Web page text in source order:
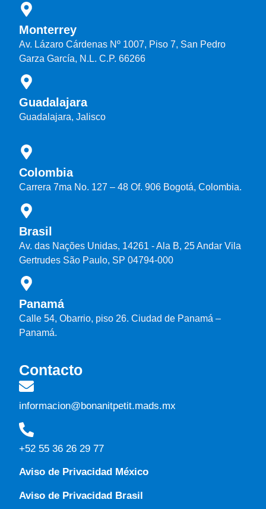
Monterrey
Av. Lázaro Cárdenas Nº 1007, Piso 7, San Pedro
Garza García, N.L. C.P. 66266
Guadalajara
Guadalajara, Jalisco
Colombia
Carrera 7ma No. 127 – 48 Of. 906 Bogotá, Colombia.
Brasil
Av. das Nações Unidas, 14261 - Ala B, 25 Andar Vila
Gertrudes São Paulo, SP 04794-000
Panamá
Calle 54, Obarrio, piso 26. Ciudad de Panamá –
Panamá.
Contacto
informacion@bonanitpetit.mads.mx
+52 55 36 26 29 77
Aviso de Privacidad México
Aviso de Privacidad Brasil